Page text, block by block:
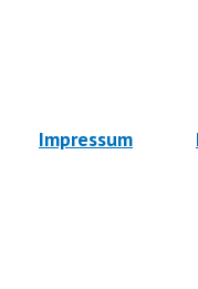
Impressum